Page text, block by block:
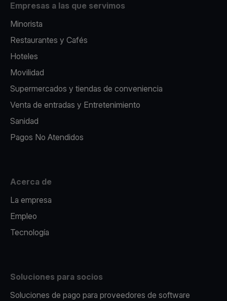
Empresas a las que servimos
Minorista
Restaurantes y Cafés
Hoteles
Movilidad
Supermercados y tiendas de conveniencia
Venta de entradas y Entretenimiento
Sanidad
Pagos No Atendidos
Acerca de
La empresa
Empleo
Tecnología
Soluciones para socios
Soluciones de pago para proveedores de software